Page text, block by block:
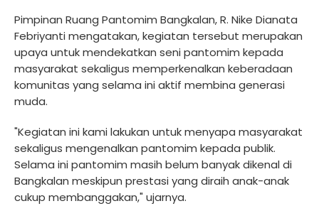
Pimpinan Ruang Pantomim Bangkalan, R. Nike Dianata
Febriyanti mengatakan, kegiatan tersebut merupakan
upaya untuk mendekatkan seni pantomim kepada
masyarakat sekaligus memperkenalkan keberadaan
komunitas yang selama ini aktif membina generasi
muda.
"Kegiatan ini kami lakukan untuk menyapa masyarakat
sekaligus mengenalkan pantomim kepada publik.
Selama ini pantomim masih belum banyak dikenal di
Bangkalan meskipun prestasi yang diraih anak-anak
cukup membanggakan," ujarnya.